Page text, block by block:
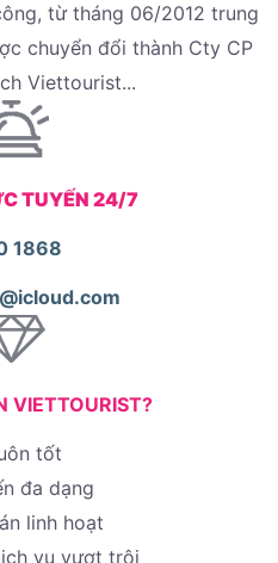
từ tháng 06/2012 trung
chuyển đổi thành Cty CP
Viettourist...
TUYẾN 24/7
1868
VIETTOURIST?
tốt
đa dạng
linh hoạt
vụ vượt trội